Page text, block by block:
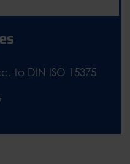
to DIN ISO 15375